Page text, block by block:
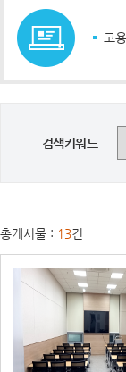
고
검색키워드
총게시물 : 13건